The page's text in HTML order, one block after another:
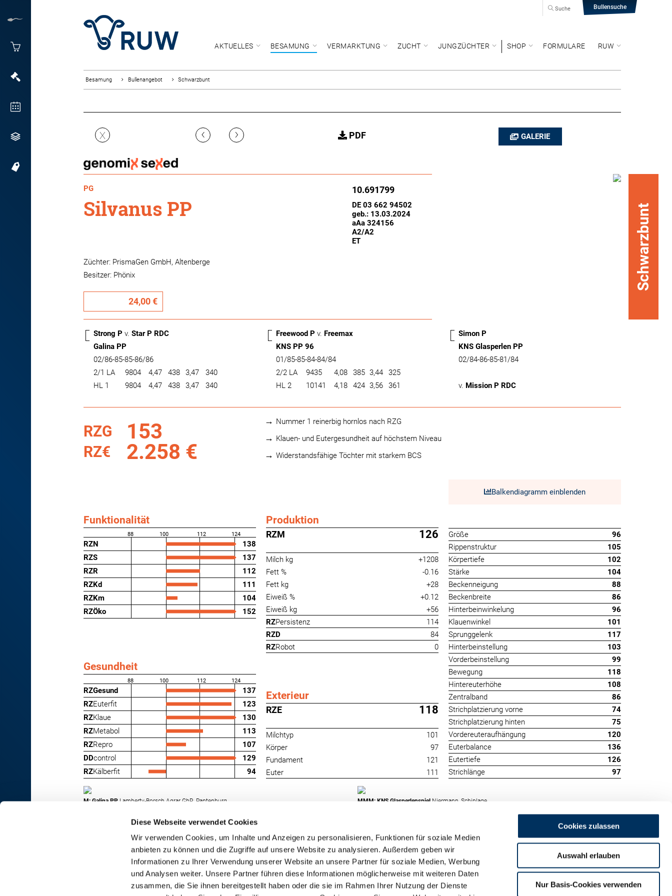
Diese Webseite verwendet Cookies
Wir verwenden Cookies, um Inhalte und Anzeigen zu personalisieren, Funktionen für soziale Medien
anbieten zu können und die Zugriffe auf unsere Website zu analysieren. Außerdem geben wir
Informationen zu Ihrer Verwendung unserer Website an unsere Partner für soziale Medien, Werbung
und Analysen weiter. Unsere Partner führen diese Informationen möglicherweise mit weiteren Daten
zusammen, die Sie ihnen bereitgestellt haben oder die sie im Rahmen Ihrer Nutzung der Dienste
Cookies zulassen
Auswahl erlauben
Nur Basis-Cookies verwenden
Bullensuche
Suche
AKTUELLES BESAMUNG VERMARKTUNG ZUCHT JUNGZÜCHTER SHOP FORMULARE RUW
Besamung Bullenangebot Schwarzbunt
X ‹ › PDF GALERIE
PG
Silvanus PP
10.691799
DE 03 662 94502
geb.: 13.03.2024
aAa 324156
A2/A2
ET
Züchter: PrismaGen GmbH, Altenberge
Besitzer: Phönix
24,00 €
Schwarzbunt
Strong P v. Star P RDC
Galina PP
02/86-85-85-86/86
2/1 LA
9804 4,47 438 3,47
340
HL 1
9804 4,47 438 3,47 340
Freewood P v. Freemax
KNS PP 96
01/85-85-84-84/84
2/2 LA
9435 4,08 385 3,44
325
HL 2
10141 4,18 424 3,56 361
Simon P
KNS Glasperlen PP
02/84-86-85-81/84
v. Mission P RDC
RZG 153
RZ€ 2.258 €
Nummer 1 reinerbig hornlos nach RZG
Klauen- und Eutergesundheit auf höchstem Niveau
Widerstandsfähige Töchter mit starkem BCS
Balkendiagramm einblenden
Funktionalität
88 100 112 124
RZN
138
RZS
137
RZR
112
RZKd
111
RZKm
104
RZÖko
152
Gesundheit
88 100 112 124
RZGesund
137
RZEuterfit
123
RZKlaue
130
RZMetabol
113
RZRepro
107
DDcontrol
129
RZKälberfit 94
Produktion
RZM 126
Milch kg
+1208
Fett %
-0.16
Fett kg
+28
Eiweiß %
+0.12
Eiweiß kg
+56
RZPersistenz
114
RZD
84
RZRobot 0
Exterieur
RZE 118
Milchtyp
101
Körper
97
Fundament
121
Euter
111
Größe
96
Rippenstruktur
105
Körpertiefe
102
Stärke
104
Beckenneigung
88
Beckenbreite
86
Hinterbeinwinkelung
96
Klauenwinkel
101
Sprunggelenk
117
Hinterbeinstellung
103
Vorderbeinstellung
99
Bewegung
118
Hintereuterhöhe
108
Zentralband
86
Strichplatzierung vorne
74
Strichplatzierung hinten
75
Vordereuteraufhängung
120
Euterbalance
136
Eutertiefe
126
Strichlänge
97
M: Galina PP Lamberty-Borsch Agrar GbR, Pantenburg MMM: KNS GlasperlenspielNiermann, Schiplage
RINDER-UNION WEST eG
RUW-Zentrale Münster
RUW-Regionalzentrum
Nordrhein
RUW-Regionalzentrum
Rheinland-Pfalz/Saarland